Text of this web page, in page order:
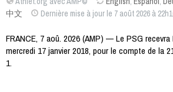
中文
Dernière mise à jour le 7 août 2026 à
FRANCE, 7 aoû. 2026 (AMP) — Le PSG
mercredi 17 janvier 2018, pour le compte de la
1.